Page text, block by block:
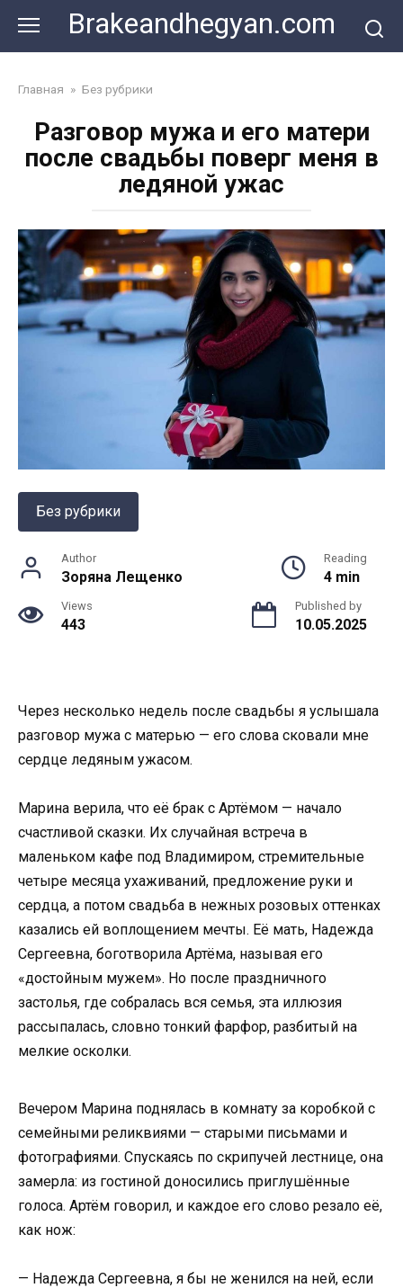
content
Brakeandhegyan.com
Главная » Без рубрики
Разговор мужа и его матери
после свадьбы поверг меня в
ледяной ужас
Без рубрики
Author
Зоряна Лещенко
Reading
4 min
Views
443
Published by
10.05.2025
Через несколько недель после свадьбы я услышала
разговор мужа с матерью — его слова сковали мне
сердце ледяным ужасом.
Марина верила, что её брак с Артёмом — начало
счастливой сказки. Их случайная встреча в
маленьком кафе под Владимиром, стремительные
четыре месяца ухаживаний, предложение руки и
сердца, а потом свадьба в нежных розовых оттенках
казались ей воплощением мечты. Её мать, Надежда
Сергеевна, боготворила Артёма, называя его
«достойным мужем». Но после праздничного
застолья, где собралась вся семья, эта иллюзия
рассыпалась, словно тонкий фарфор, разбитый на
мелкие осколки.
Вечером Марина поднялась в комнату за коробкой с
семейными реликвиями — старыми письмами и
фотографиями. Спускаясь по скрипучей лестнице, она
замерла: из гостиной доносились приглушённые
голоса. Артём говорил, и каждое его слово резало её,
как нож:
— Надежда Сергеевна, я бы не женился на ней, если